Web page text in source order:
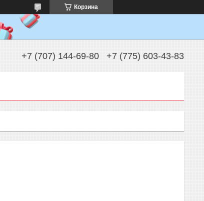
Корзина
+7 (707) 144-69-80 +7 (775) 603-43-83